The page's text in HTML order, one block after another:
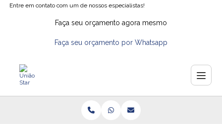
Entre em contato com um de nossos especialistas!
Faça seu orçamento agora mesmo
Faça seu orçamento por Whatsapp